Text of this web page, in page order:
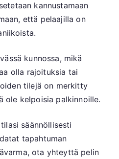
kannustamaan
että pelaajilla on
kunnossa, mikä
olla rajoituksia tai
tilejä on merkitty
ole kelpoisia palkinnoille.
säännöllisesti
tapahtuman
ota yhteyttä pelin